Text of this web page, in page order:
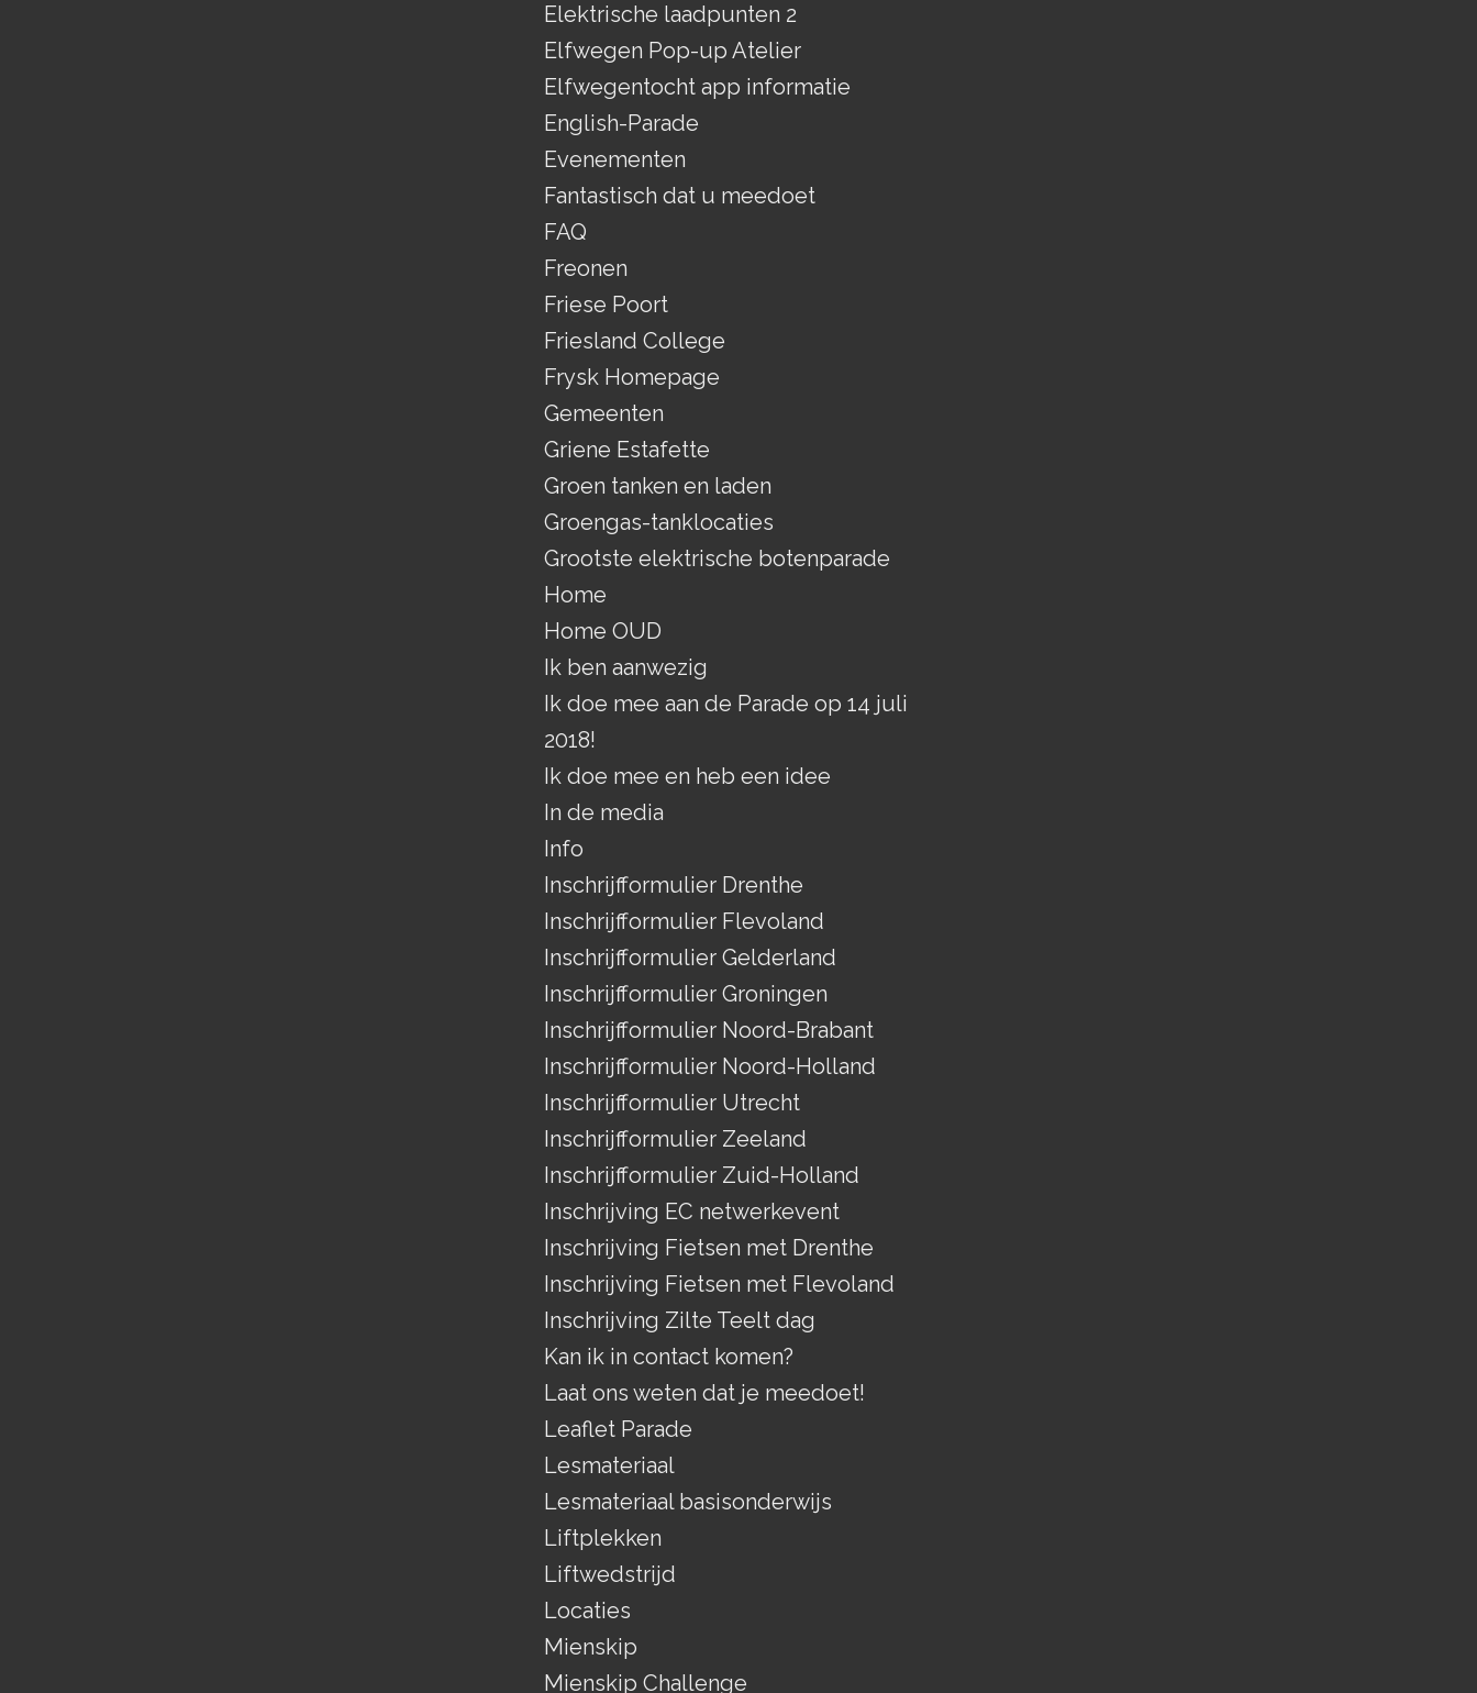
Elektrische laadpunten 2
Elfwegen Pop-up Atelier
Elfwegentocht app informatie
English-Parade
Evenementen
Fantastisch dat u meedoet
FAQ
Freonen
Friese Poort
Friesland College
Frysk Homepage
Gemeenten
Griene Estafette
Groen tanken en laden
Groengas-tanklocaties
Grootste elektrische botenparade
Home
Home OUD
Ik ben aanwezig
Ik doe mee aan de Parade op 14 juli
2018!
Ik doe mee en heb een idee
In de media
Info
Inschrijfformulier Drenthe
Inschrijfformulier Flevoland
Inschrijfformulier Gelderland
Inschrijfformulier Groningen
Inschrijfformulier Noord-Brabant
Inschrijfformulier Noord-Holland
Inschrijfformulier Utrecht
Inschrijfformulier Zeeland
Inschrijfformulier Zuid-Holland
Inschrijving EC netwerkevent
Inschrijving Fietsen met Drenthe
Inschrijving Fietsen met Flevoland
Inschrijving Zilte Teelt dag
Kan ik in contact komen?
Laat ons weten dat je meedoet!
Leaflet Parade
Lesmateriaal
Lesmateriaal basisonderwijs
Liftplekken
Liftwedstrijd
Locaties
Mienskip
Mienskip Challenge